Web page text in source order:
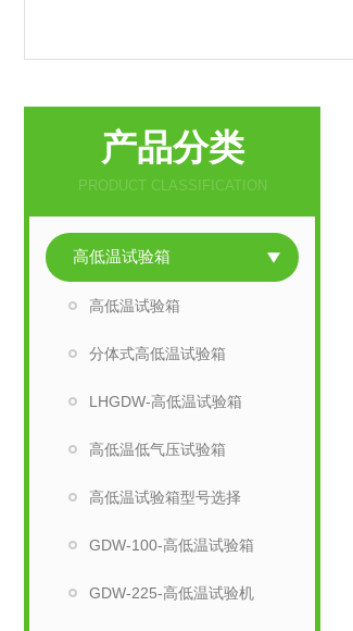
产品分类
PRODUCT CLASSIFICATION
高低温试验箱
高低温试验箱
分体式高低温试验箱
LHGDW-高低温试验箱
高低温低气压试验箱
高低温试验箱型号选择
GDW-100-高低温试验箱
GDW-225-高低温试验机